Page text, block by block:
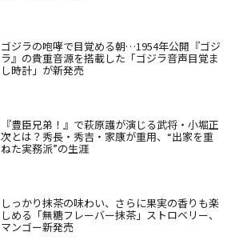
ゴジラの咆哮で目覚める朝…1954年公開『ゴジ
ラ』の貴重音源を搭載した「ゴジラ音声目覚ま
し時計」が新発売
『豊臣兄弟！』で萩原護が演じる武将・小堀正
次とは？秀長・秀吉・家康が重用、“出家を重
ねた実務派”の生涯
しっかり抹茶の味わい、さらに果実の香りも楽
しめる「無糖フレーバー抹茶」ストロベリー、
マンゴー新発売